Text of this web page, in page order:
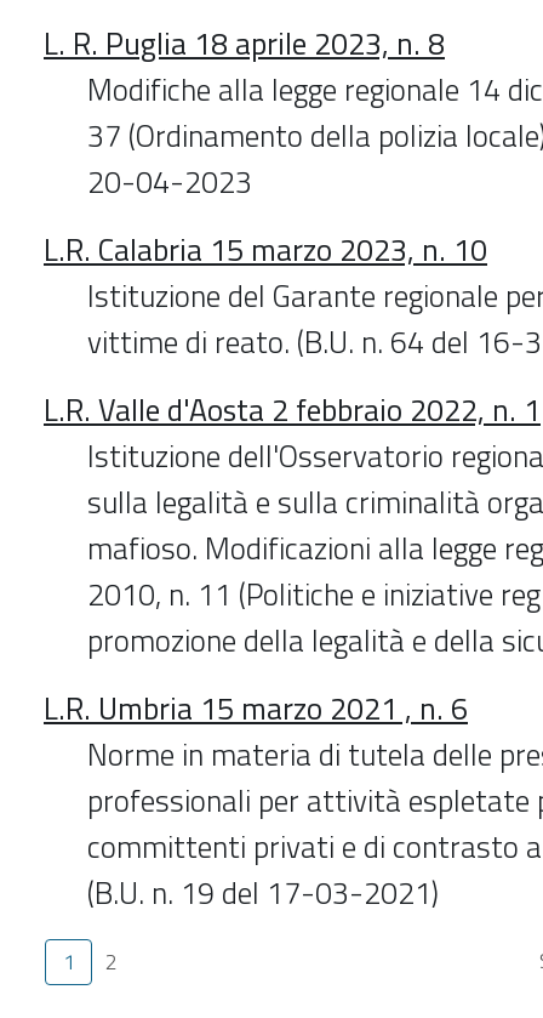
L. R. Puglia 18 aprile 2023, n. 8
Modifiche alla legge regionale 14
37 (Ordinamento della polizia
20-04-2023
L.R. Calabria 15 marzo 2023, n. 10
Istituzione del Garante regionale
vittime di reato. (B.U. n. 64 del 16-
L.R. Valle d'Aosta 2 febbraio 2022, n. 1
Istituzione dell'Osservatorio
sulla legalità e sulla criminalità
mafioso. Modificazioni alla legge
2010, n. 11 (Politiche e iniziative
promozione della legalità e della
L.R. Umbria 15 marzo 2021 , n. 6
Norme in materia di tutela delle
professionali per attività espletate
committenti privati e di contrasto
(B.U. n. 19 del 17-03-2021)
1 2